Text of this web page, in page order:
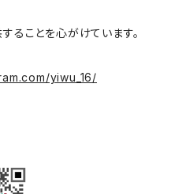
ることを心がけています。
yiwu_16/